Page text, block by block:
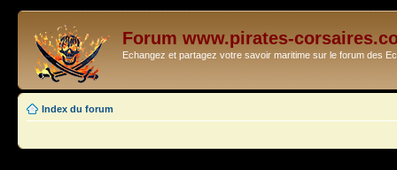
Forum www.pirates-
Echangez et partagez votre savoir maritime sur le forum des
Index du forum